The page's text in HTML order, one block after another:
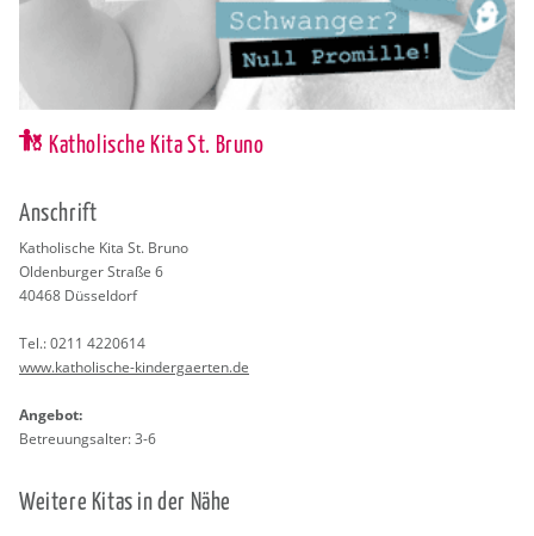
Katholische Kita St. Bruno
An­schrift
Ka­tho­li­sche Kita St. Bruno
Ol­den­bur­ger Stra­ße 6
40468 Düs­sel­dorf
Tel.:0211 4220614
www.​katholische-​kin​derg​aert​en.​de
An­ge­bot:
Be­treu­ungs­al­ter: 3-6
Wei­te­re Kitas in der Nähe